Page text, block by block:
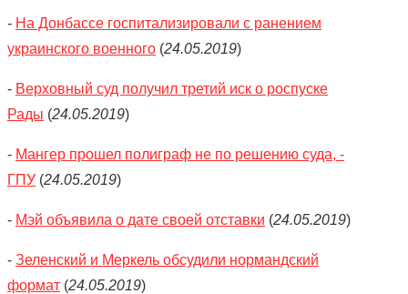
- На Донбассе госпитализировали с ранением
украинского военного (24.05.2019)
- Верховный суд получил третий иск о роспуске
Рады (24.05.2019)
- Мангер прошел полиграф не по решению суда, -
ГПУ (24.05.2019)
- Мэй объявила о дате своей отставки (24.05.2019)
- Зеленский и Меркель обсудили нормандский
формат (24.05.2019)